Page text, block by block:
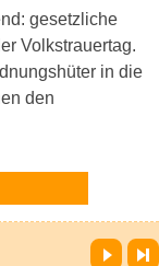
gesetzliche
Volkstrauertag.
in die
den